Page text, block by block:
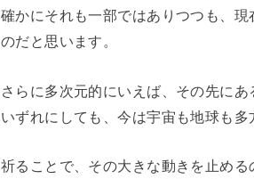
確かにそれも一部ではありつつも、
のだと思います。
さらに多次元的にいえば、その先に
いずれにしても、今は宇宙も地球も
祈ることで、その大きな動きを止める